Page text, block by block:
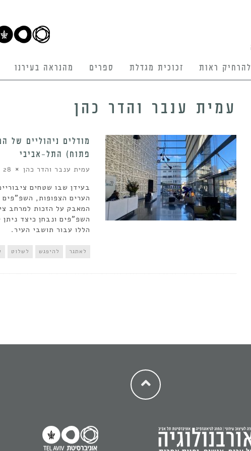
להרחיק ראות זכוכית מגדלת ספרים מהנראה בעירנו
עמית ענבר והדר כהן
מודלים ניהוליים
פתוח) התל-אביבי
עמית ענבר והדר כהן 28 בינואר 2025
בעידן שבו שטחים
הערים הצפופות,
המאבק על הזכות למרחב
השפ"פים ונבחן כיצד
הללו עבור תושבי העיר.
לאתגר להיפגש לשלוט